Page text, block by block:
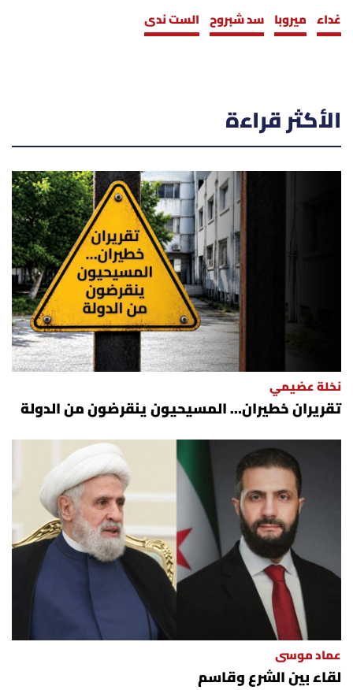
غداء ميروبا سد شبروح الست ندى
الأكثر قراءة
نخلة عضيمي
تقريران خطيران… المسيحيون ينقرضون من الدولة
عماد موسى
لقاء بين الشرع وقاسم